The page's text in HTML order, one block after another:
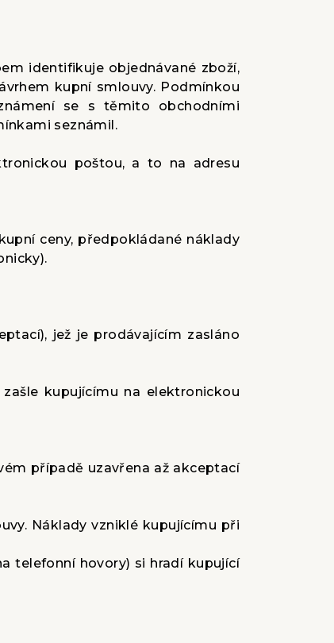
identifikuje objednávané zboží,
kupní smlouvy. Podmínkou
se s těmito obchodními
seznámil.
poštou, a to na adresu
ceny, předpokládané náklady
jež je prodávajícím zasláno
kupujícímu na elektronickou
případě uzavřena až akceptací
Náklady vzniklé kupujícímu při
telefonní hovory) si hradí kupující